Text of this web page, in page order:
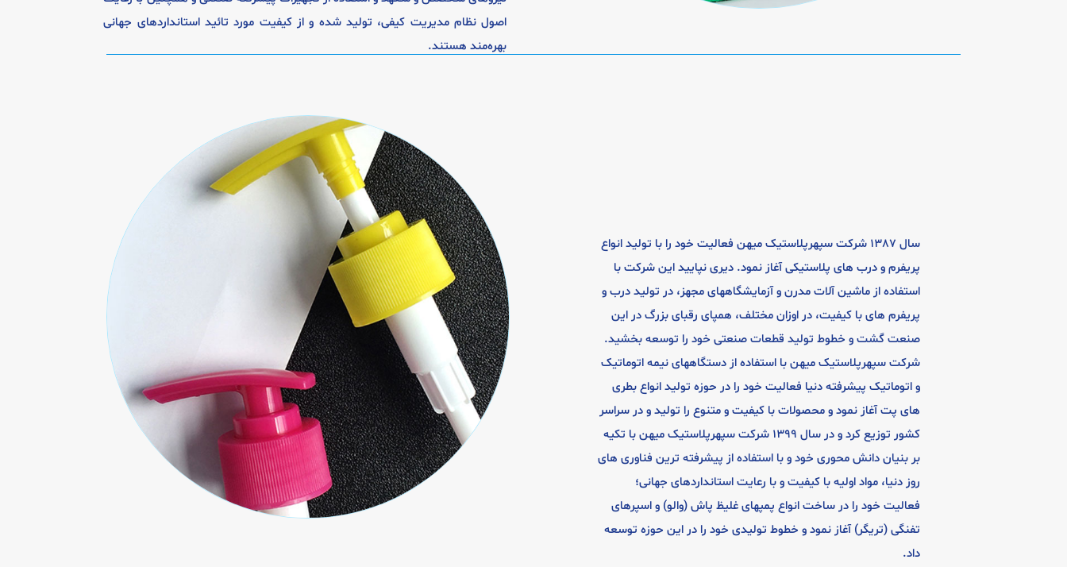
اصول نظام مدیریت کیفی، تولید شده و از کیفیت مورد تائید استانداردهای جهانی
بهره‌مند هستند.
سال 1387 شرکت سپهرپلاستیک میهن فعالیت خود را با تولید انواع
پریفرم و درب های پلاستیکی آغاز نمود. دیری نپایید این شرکت با
استفاده از ماشین آلات مدرن و آزمایشگاههای مجهز، در تولید درب و
پریفرم های با کیفیت، در اوزان مختلف، همپای رقبای بزرگ در این
صنعت گشت و خطوط تولید قطعات صنعتی خود را توسعه بخشید.
شرکت سپهرپلاستیک میهن با استفاده از دستگاههای نیمه اتوماتیک
و اتوماتیک پیشرفته دنیا فعالیت خود را در حوزه تولید انواع بطری
های پت آغاز نمود و محصولات با کیفیت و متنوع را تولید و در سراسر
کشور توزیع کرد و در سال 1399 شرکت سپهرپلاستیک میهن با تکیه
بر بنیان دانش محوری خود و با استفاده از پیشرفته ترین فناوری های
روز دنیا، مواد اولیه با کیفیت و با رعایت استانداردهای جهانی؛
فعالیت خود را در ساخت انواع پمپهای غلیظ پاش (والو) و اسپرهای
تفنگی (تریگر) آغاز نمود و خطوط تولیدی خود را در این حوزه توسعه
داد.